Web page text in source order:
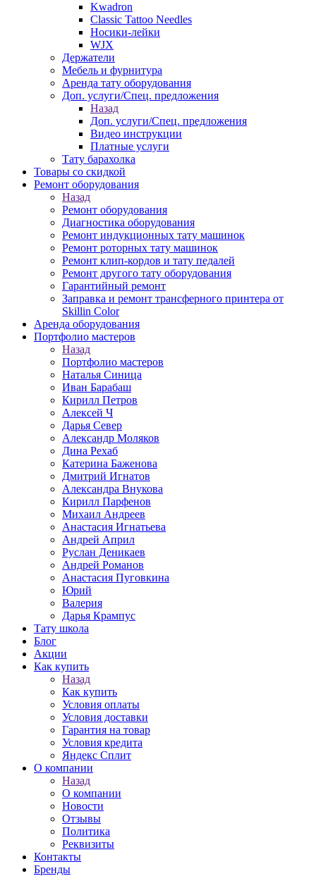
Kwadron
Classic Tattoo Needles
Носики-лейки
WJX
Держатели
Мебель и фурнитура
Аренда тату оборудования
Доп. услуги/Спец. предложения
Назад
Доп. услуги/Спец. предложения
Видео инструкции
Платные услуги
Тату барахолка
Товары со скидкой
Ремонт оборудования
Назад
Ремонт оборудования
Диагностика оборудования
Ремонт индукционных тату машинок
Ремонт роторных тату машинок
Ремонт клип-кордов и тату педалей
Ремонт другого тату оборудования
Гарантийный ремонт
Заправка и ремонт трансферного принтера от
Skillin Color
Аренда оборудования
Портфолио мастеров
Назад
Портфолио мастеров
Наталья Синица
Иван Барабаш
Кирилл Петров
Алексей Ч
Дарья Север
Александр Моляков
Дина Рехаб
Катерина Баженова
Дмитрий Игнатов
Александра Внукова
Кирилл Парфенов
Михаил Андреев
Анастасия Игнатьева
Андрей Април
Руслан Деникаев
Андрей Романов
Анастасия Пуговкина
Юрий
Валерия
Дарья Крампус
Тату школа
Блог
Акции
Как купить
Назад
Как купить
Условия оплаты
Условия доставки
Гарантия на товар
Условия кредита
Яндекс Сплит
О компании
Назад
О компании
Новости
Отзывы
Политика
Реквизиты
Контакты
Бренды